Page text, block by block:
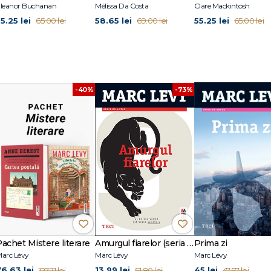
Levy:
Buchanan
lei 65.00 lei
Mélissa Da Costa
58.65 lei 69.00 lei
Clare Mackintosh
55.25 lei 65.00 lei
-40%
Mistere literare
Lévy
-73%
Amurgul fiarelor (seria Grupul 9, vol. 2)
Marc Lévy
Prima zi
Marc Lévy